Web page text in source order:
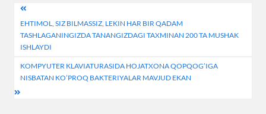
Post
navigation
EHTIMOL, SIZ BILMASSIZ, LEKIN HAR BIR QADAM
TASHLAGANINGIZDA TANANGIZDAGI TAXMINAN 200 TA MUSHAK
ISHLAYDI
KOMPYUTER KLAVIATURASIDA HOJATXONA QOPQOG’IGA
NISBATAN KO’PROQ BAKTERIYALAR MAVJUD EKAN